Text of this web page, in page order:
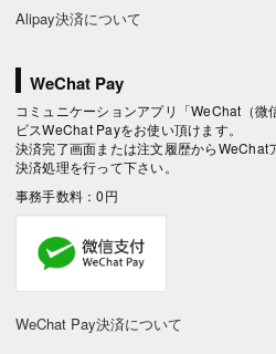
Alipay決済について
WeChat Pay
コミュニケーションアプリ「WeChat（微
ビスWeChat Payをお使い頂けます。
決済完了画面または注文履歴からWeChat
決済処理を行って下さい。
事務手数料：0円
WeChat Pay決済について